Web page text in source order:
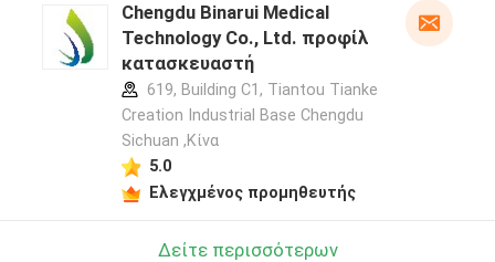
Chengdu Binarui Medical
Technology Co., Ltd. προφίλ
κατασκευαστή
619, Building C1, Tiantou Tianke
Creation Industrial Base Chengdu
Sichuan ,Κίνα
5.0
Ελεγχμένος προμηθευτής
Δείτε περισσότερων